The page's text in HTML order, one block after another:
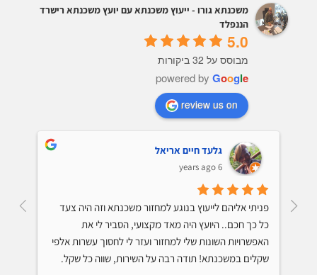
משכנתא גורו - ייעוץ משכנתא עם יועץ משכנתא רישרד
הננפלד
5.0
מבוסס על 32 ביקורות
powered by Google
review us on
גלעד חיים אריאל
6 years ago
שקלים במשכנתא! תודה רבה על השירות, שווה כל שקל.